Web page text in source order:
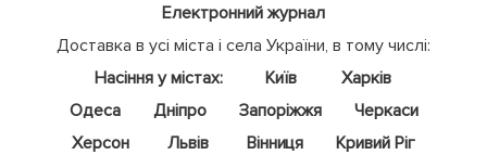
Електронний журнал
Доставка в усі міста і села України, в тому числі:
Насіння у містах:
Київ
Харків
Одеса
Дніпро Запоріжжя
Черкаси
Херсон
Львів Вінниця
Кривий Ріг